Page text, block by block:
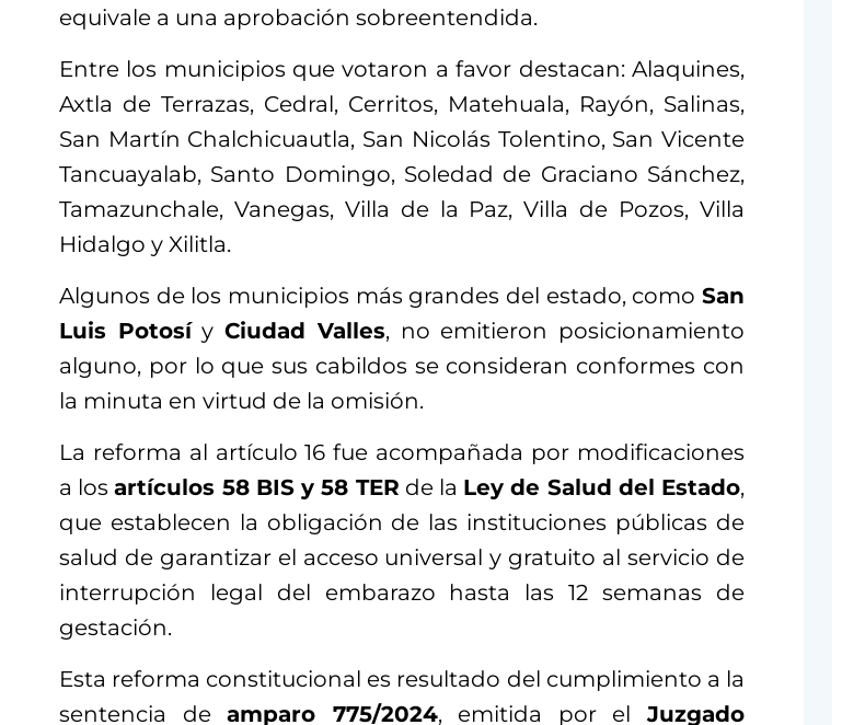
equivale a una aprobación sobreentendida.
Entre los municipios que votaron a favor destacan: Alaquines,
Axtla de Terrazas, Cedral, Cerritos, Matehuala, Rayón, Salinas,
San Martín Chalchicuautla, San Nicolás Tolentino, San Vicente
Tancuayalab, Santo Domingo, Soledad de Graciano Sánchez,
Tamazunchale, Vanegas, Villa de la Paz, Villa de Pozos, Villa
Hidalgo y Xilitla.
Algunos de los municipios más grandes del estado, como San
Luis PotosíyCiudad Valles, no emitieron posicionamiento
alguno, por lo que sus cabildos se consideran conformes con
la minuta en virtud de la omisión.
La reforma al artículo 16 fue acompañada por modificaciones
a losartículos 58 BIS y 58 TER de la Ley de Salud del Estado,
que establecen la obligación de las instituciones públicas de
salud de garantizar el acceso universal y gratuito al servicio de
interrupción legal del embarazo hasta las 12 semanas de
gestación.
Esta reforma constitucional es resultado del cumplimiento a la
sentencia deamparo 775/2024, emitida por elJuzgado